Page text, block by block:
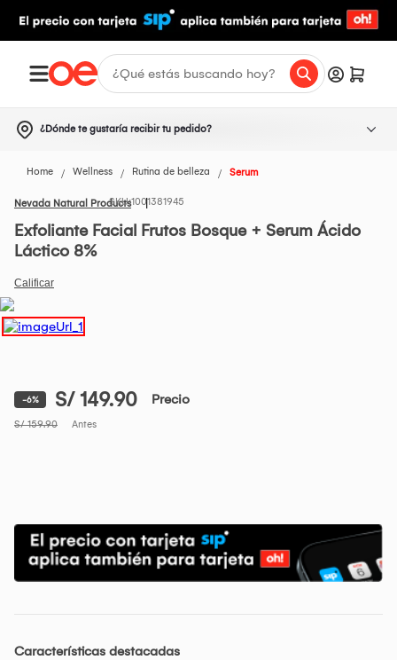
¿Dónde te gustaría recibir tu pedido?
Home Wellness Rutina de belleza Serum
Nevada Natural Products1001381945
Exfoliante Facial Frutos Bosque + Serum Ácido
Láctico 8%
-6% S/ 149.90 Precio
S/ 159.90 Antes
Características destacadas